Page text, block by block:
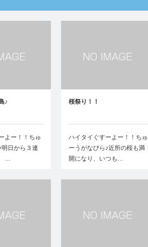
♪
よー！！ちゅ
日から３連
…
桜祭り！！
ハイタイぐすーよー！！ちゅ
ーうがなびら♪近所の桜も満
開になり、いつも…